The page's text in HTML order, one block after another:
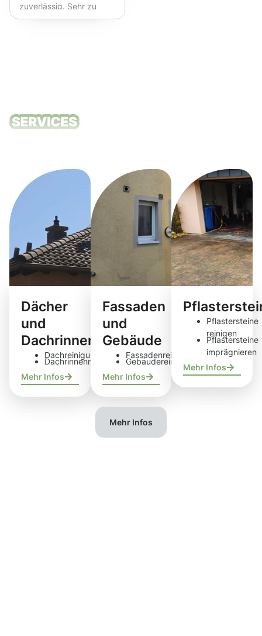
zuverlässig. Sehr zu
empfehlen!
Dächer
und
Dachrinnen
Dachreinigung
Dachrinnenreinigung
Mehr Infos
Fassaden
und
Gebäude
Fassadenreinigung
Gebäudereinigung
Mehr Infos
Pflastersteine
reinigen
Pflastersteine
imprägnieren
Mehr Infos
Mehr Infos